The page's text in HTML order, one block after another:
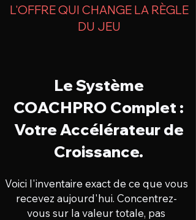
L'OFFRE QUI CHANGE LA RÈGLE
DU JEU
Le Système
COACHPRO Complet :
Votre Accélérateur de
Croissance.
Voici l'inventaire exact de ce que vous
recevez aujourd'hui. Concentrez-
vous sur la valeur totale, pas